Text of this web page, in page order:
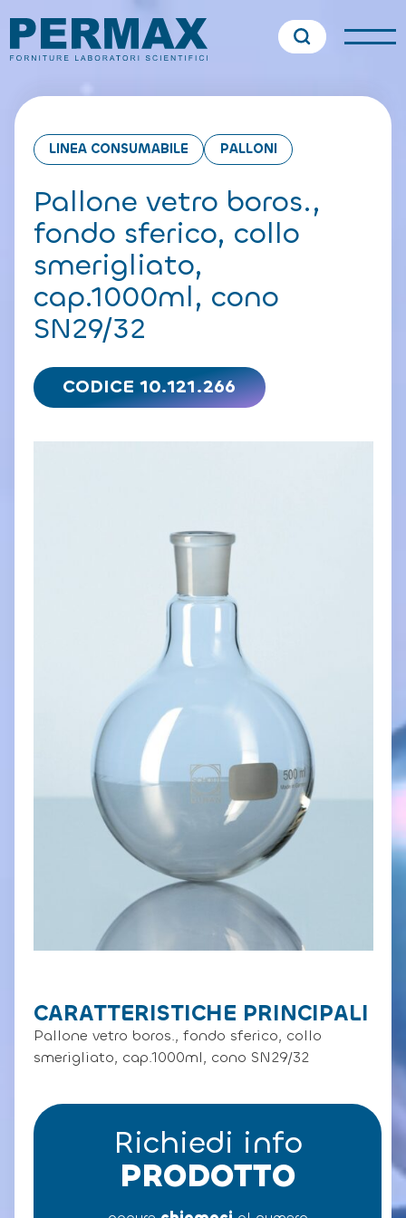
LINEA CONSUMABILE PALLONI
Pallone vetro boros.,
fondo sferico, collo
smerigliato,
cap.1000ml, cono
SN29/32
CODICE 10.121.266
CARATTERISTICHE PRINCIPALI
Pallone vetro boros., fondo sferico, collo
smerigliato, cap.1000ml, cono SN29/32
Richiedi info
PRODOTTO